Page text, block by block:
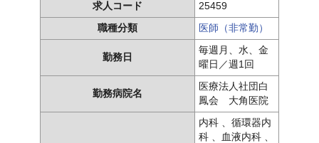
求人コード 25459
職種分類 医師（非常勤）
勤務日
毎週月、水、金
曜日／週1回
勤務病院名
医療法人社団白
鳳会 大角医院
内科 、循環器内
科 、血液内科 、